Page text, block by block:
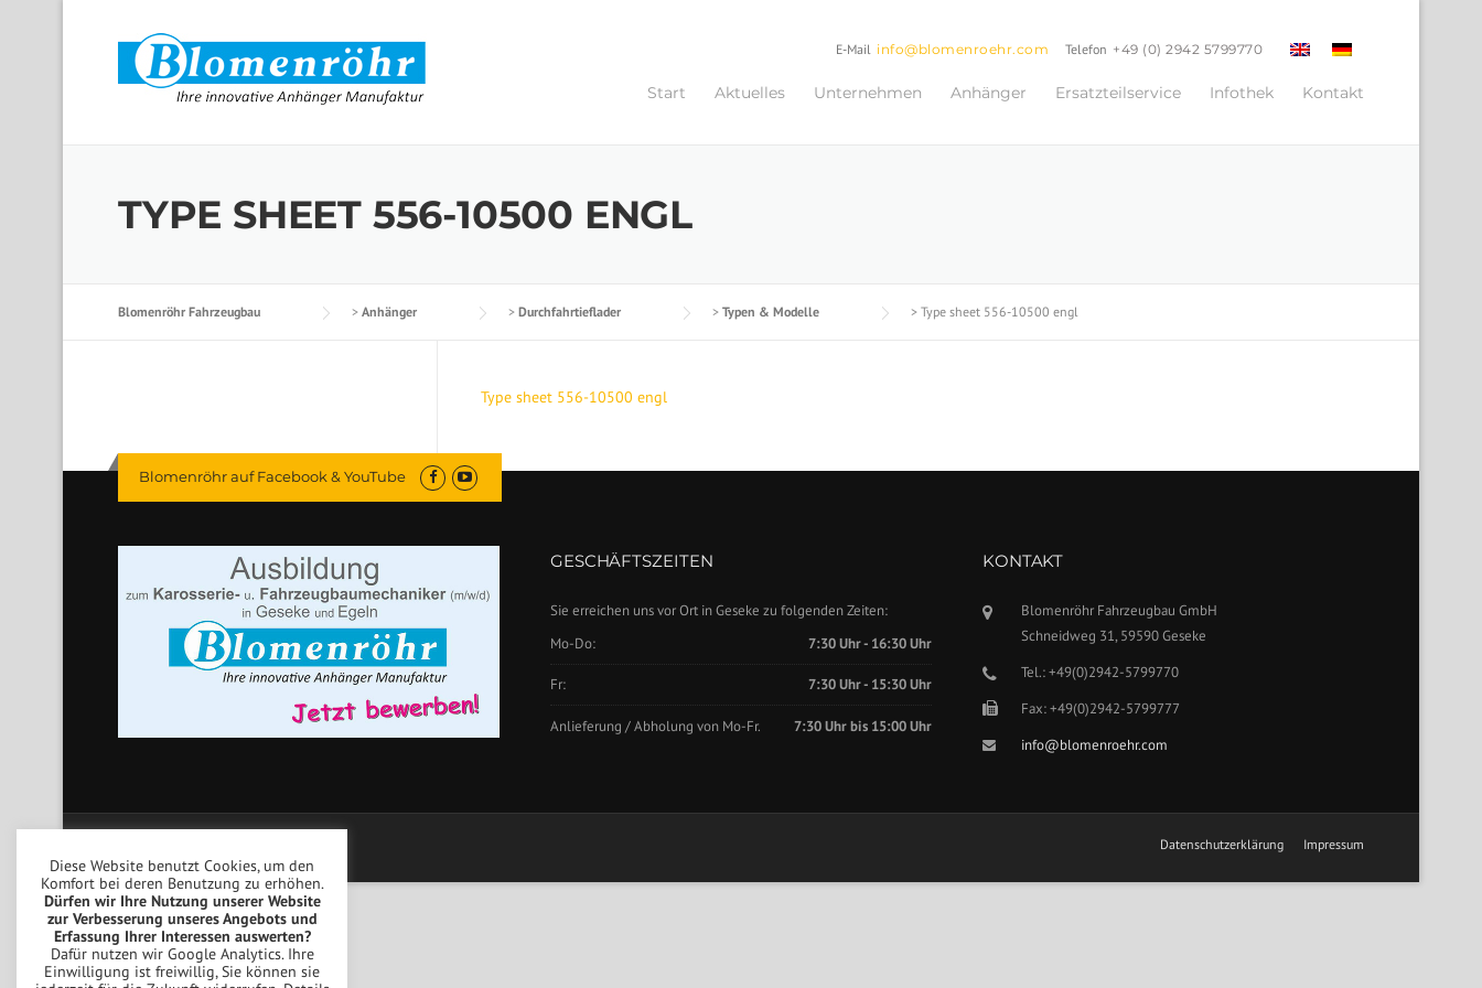
Telefon +49 (0) 2942 5799770
E-Mail info@blomenroehr.com
Start Aktuelles Unternehmen Anhänger Ersatzteilservice Infothek Kontakt
TYPE SHEET 556-10500 ENGL
Blomenröhr Fahrzeugbau > Anhänger > Durchfahrtieflader > Typen & Modelle > Type sheet 556-10500 engl
Type sheet 556-10500 engl
Blomenröhr auf Facebook & YouTube
GESCHÄFTSZEITEN
Sie erreichen uns vor Ort in Geseke zu folgenden Zeiten:
Mo-Do:
7:30 Uhr - 16:30 Uhr
Fr: 7:30 Uhr - 15:30 Uhr
Anlieferung / Abholung von Mo-Fr. 7:30 Uhr bis 15:00 Uhr
KONTAKT
Blomenröhr Fahrzeugbau GmbH
Schneidweg 31, 59590 Geseke
Tel.: +49(0)2942-5799770
Fax: +49(0)2942-5799777
info@blomenroehr.com
Datenschutzerklärung Impressum
Diese Website benutzt Cookies, um den
Komfort bei deren Benutzung zu erhöhen.
Dürfen wir Ihre Nutzung unserer Website
zur Verbesserung unseres Angebots und
Erfassung Ihrer Interessen auswerten?
Dafür nutzen wir Google Analytics. Ihre
Einwilligung ist freiwillig, Sie können sie